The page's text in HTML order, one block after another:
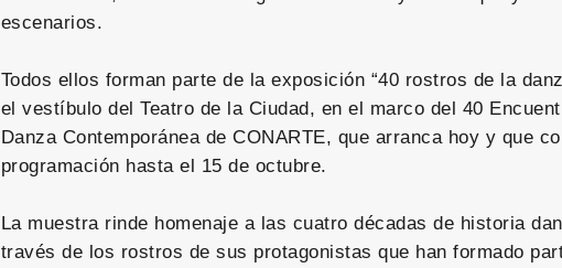
escenarios.
Todos ellos forman parte de la exposición “40 rostros de la
el vestíbulo del Teatro de la Ciudad, en el marco del 40
Danza Contemporánea de CONARTE, que arranca hoy y que
programación hasta el 15 de octubre.
La muestra rinde homenaje a las cuatro décadas de historia
través de los rostros de sus protagonistas que han formado